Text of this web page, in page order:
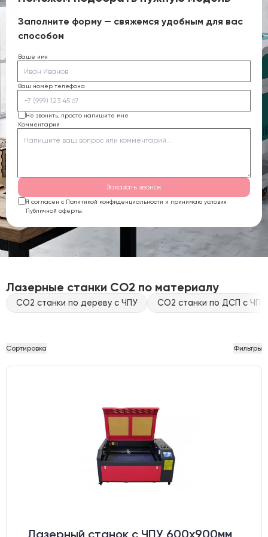
Заполните форму — свяжемся удобным для вас
способом
Ваше имя
Ваш номер телефона
Не звонить, просто напишите мне
Комментарий
Заказать звонок
Я согласен с Политикой конфиденциальности и принимаю условия
Публичной оферты.
Лазерные станки CO2 по материалу
CO2 станки по дереву с ЧПУ CO2 станки по ДСП с ЧПУ
Сортировка Фильтры
Лазерный станок c ЧПУ 600х900мм